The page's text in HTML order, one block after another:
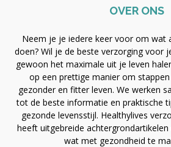
OVER ONS
Neem je je iedere keer voor om wat
doen? Wil je de beste verzorging voor
gewoon het maximale uit je leven
op een prettige manier om
gezonder en fitter leven. We werken
tot de beste informatie en praktische
gezonde levensstijl. Healthylives
heeft uitgebreide
wat met gezondheid te